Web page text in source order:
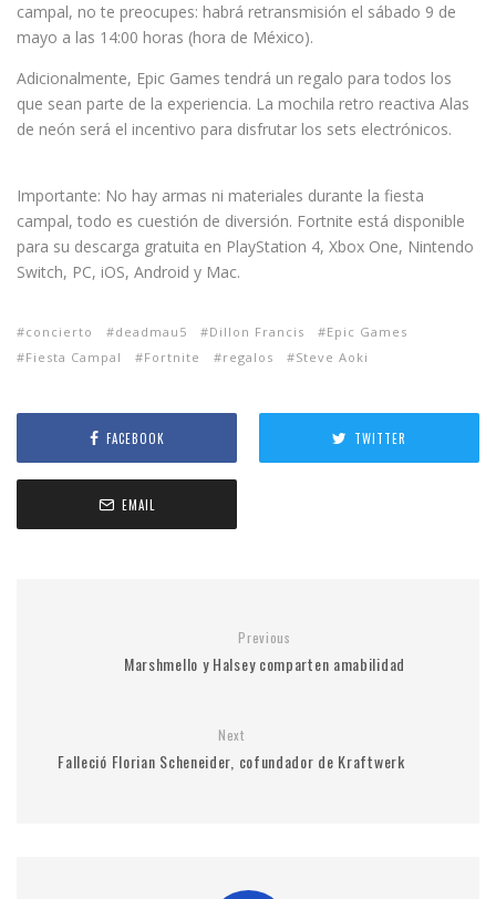
campal, no te preocupes: habrá retransmisión el sábado 9 de
mayo a las 14:00 horas (hora de México).
Adicionalmente, Epic Games tendrá un regalo para todos los
que sean parte de la experiencia. La mochila retro reactiva Alas
de neón será el incentivo para disfrutar los sets electrónicos.
Importante: No hay armas ni materiales durante la fiesta
campal, todo es cuestión de diversión. Fortnite está disponible
para su descarga gratuita en PlayStation 4, Xbox One, Nintendo
Switch, PC, iOS, Android y Mac.
concierto deadmau5 Dillon Francis
Epic Games
Fiesta Campal
Fortnite regalos Steve Aoki
FACEBOOK TWITTER
EMAIL
Previous
Marshmello y Halsey comparten amabilidad
Next
Falleció Florian Scheneider, cofundador de Kraftwerk